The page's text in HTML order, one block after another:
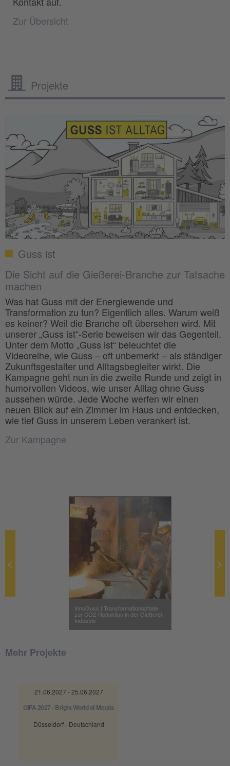
Zur Übersicht
Projekte
Guss ist
Die Sicht auf die Gießerei-Branche zur Tatsache
machen
Was hat Guss mit der Energiewende und
Transformation zu tun? Eigentlich alles. Warum weiß
es keiner? Weil die Branche oft übersehen wird. Mit
unserer „Guss ist“-Serie beweisen wir das Gegenteil.
Unter dem Motto „Guss ist“ beleuchtet die
Videoreihe, wie Guss – oft unbemerkt – als ständiger
Zukunftsgestalter und Alltagsbegleiter wirkt. Die
Kampagne geht nun in die zweite Runde und zeigt in
humorvollen Videos, wie unser Alltag ohne Guss
aussehen würde. Jede Woche werfen wir einen
neuen Blick auf ein Zimmer im Haus und entdecken,
wie tief Guss in unserem Leben verankert ist.
Zur Kampagne
InnoGuss | Transformationspfade
zur CO2-Reduktion in der Gießerei-
Industrie
Mehr Projekte
21.06.2027 - 25.06.2027
GIFA 2027 - Bright World of Metals
Düsseldorf - Deutschland